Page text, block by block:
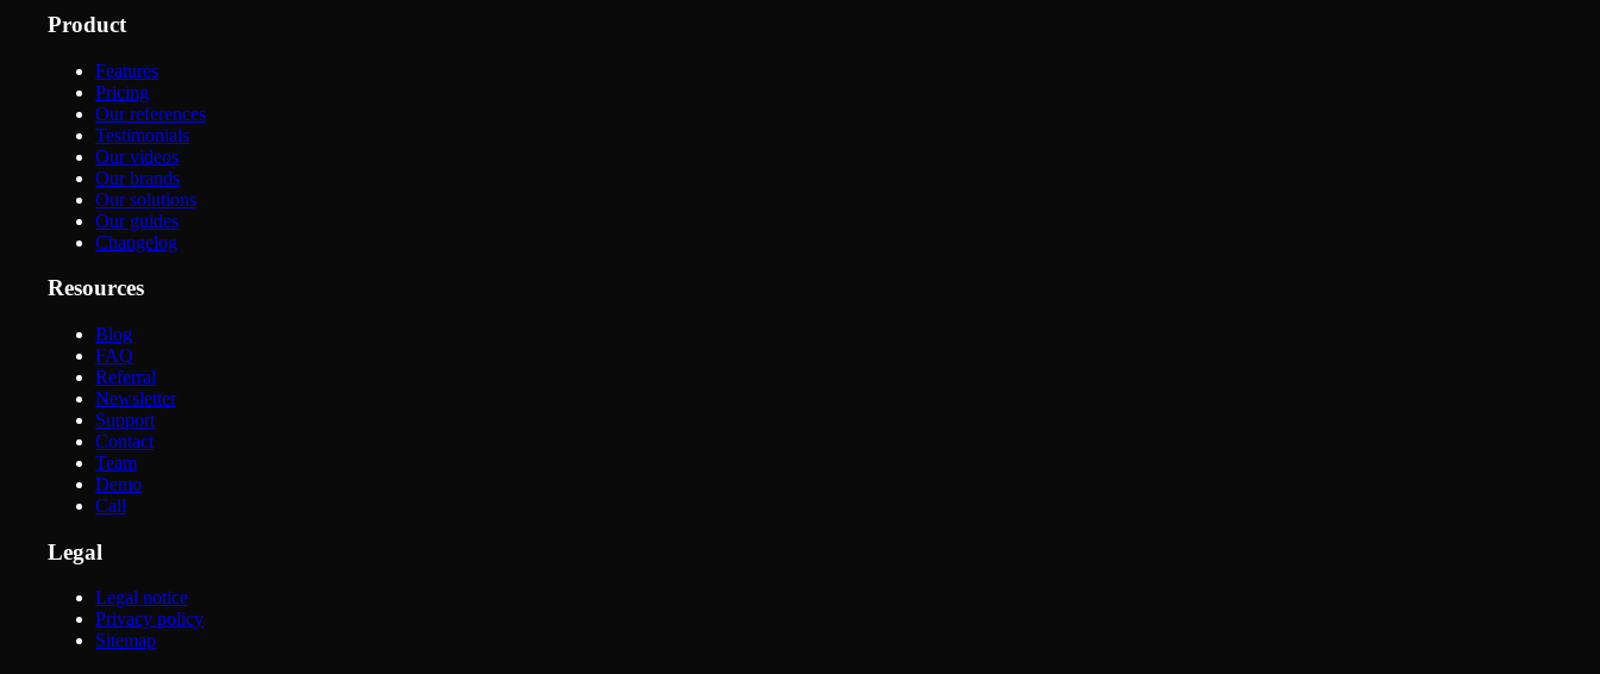
Product
Features
Pricing
Our references
Testimonials
Our videos
Our brands
Our solutions
Our guides
Changelog
Resources
Blog
FAQ
Referral
Newsletter
Support
Contact
Team
Demo
Call
Legal
Legal notice
Privacy policy
Sitemap